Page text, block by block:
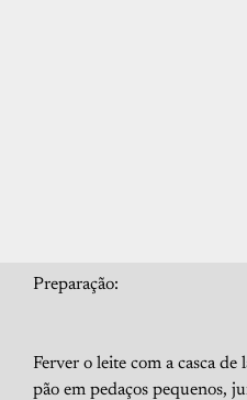
Preparação:
Ferver o leite com a casca de
pão em pedaços pequenos,